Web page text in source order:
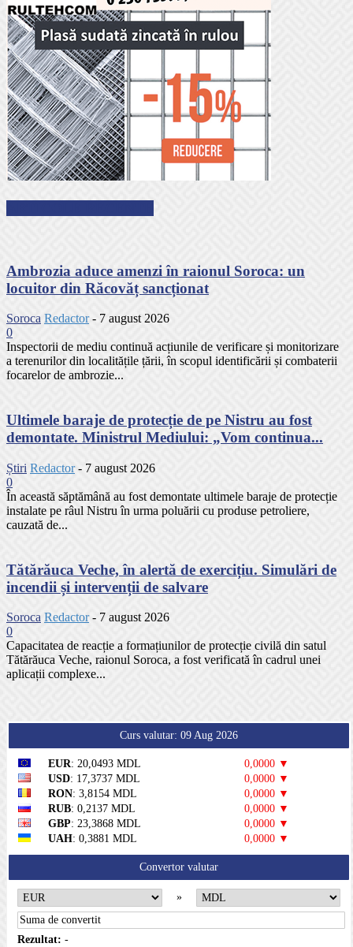
Ambrozia aduce amenzi în raionul Soroca: un
locuitor din Răcovăț sancționat
Soroca Redactor - 7 august 2026
0
Inspectorii de mediu continuă acțiunile de verificare și monitorizare
a terenurilor din localitățile țării, în scopul identificării și combaterii
focarelor de ambrozie...
Ultimele baraje de protecție de pe Nistru au fost
demontate. Ministrul Mediului: „Vom continua...
Știri Redactor - 7 august 2026
0
În această săptămână au fost demontate ultimele baraje de protecție
instalate pe râul Nistru în urma poluării cu produse petroliere,
cauzată de...
Tătărăuca Veche, în alertă de exercițiu. Simulări de
incendii și intervenții de salvare
Soroca Redactor - 7 august 2026
0
Capacitatea de reacție a formațiunilor de protecție civilă din satul
Tătărăuca Veche, raionul Soroca, a fost verificată în cadrul unei
aplicații complexe...
Curs valutar: 09 Aug 2026
EUR: 20,0493 MDL
0,0000 ▼
USD: 17,3737 MDL
0,0000 ▼
RON: 3,8154 MDL
0,0000 ▼
RUB: 0,2137 MDL
0,0000 ▼
GBP: 23,3868 MDL
0,0000 ▼
UAH: 0,3881 MDL 0,0000 ▼
Convertor valutar
»
Rezultat: -